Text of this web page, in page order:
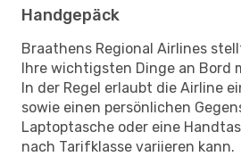
Handgepäck
Braathens Regional Airlines
Ihre wichtigsten Dinge an Bord
In der Regel erlaubt die Airline
sowie einen persönlichen
Laptoptasche oder eine
nach Tarifklasse variieren kann.